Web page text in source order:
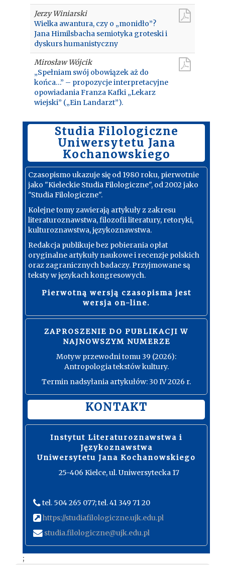
Jerzy Winiarski
Wielka awantura, czy o „monidło”?
Jana Himilsbacha semiotyka groteski i
dyskurs humanistyczny
Mirosław Wójcik
„Spełniam swój obowiązek aż do
końca…” – propozycje interpretacyjne
opowiadania Franza Kafki „Lekarz
wiejski” („Ein Landarzt”).
Studia Filologiczne
Uniwersytetu Jana
Kochanowskiego
Czasopismo ukazuje się od 1980 roku, pierwotnie
jako "Kieleckie Studia Filologiczne", od 2002 jako
"Studia Filologiczne".
Kolejne tomy zawierają artykuły z zakresu
literaturoznawstwa, filozofii literatury, retoryki,
kulturoznawstwa, językoznawstwa.
Redakcja publikuje bez pobierania opłat
oryginalne artykuły naukowe i recenzje polskich
oraz zagranicznych badaczy. Przyjmowane są
teksty w językach kongresowych.
Pierwotną wersją czasopisma jest
wersja on-line.
ZAPROSZENIE DO PUBLIKACJI W
NAJNOWSZYM NUMERZE
Motyw przewodni tomu 39 (2026):
Antropologia tekstów kultury.
Termin nadsyłania artykułów: 30 IV 2026 r.
KONTAKT
Instytut Literaturoznawstwa i
Językoznawstwa
Uniwersytetu Jana Kochanowskiego
25-406 Kielce, ul. Uniwersytecka 17
tel. 504 265 077; tel. 41 349 71 20
https://studiafilologiczne.ujk.edu.pl
studia.filologiczne@ujk.edu.pl
;